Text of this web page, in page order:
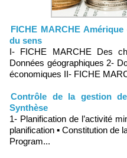
FICHE MARCHE Amérique du nord 2018 : Des chiffres et
du sens
I- FICHE MARCHE Des
Données géographiques 2-
économiques II- FICHE
Contrôle de la gestion
Synthèse
1- Planification de l’activité
planification ▪ Constitution de
Program...